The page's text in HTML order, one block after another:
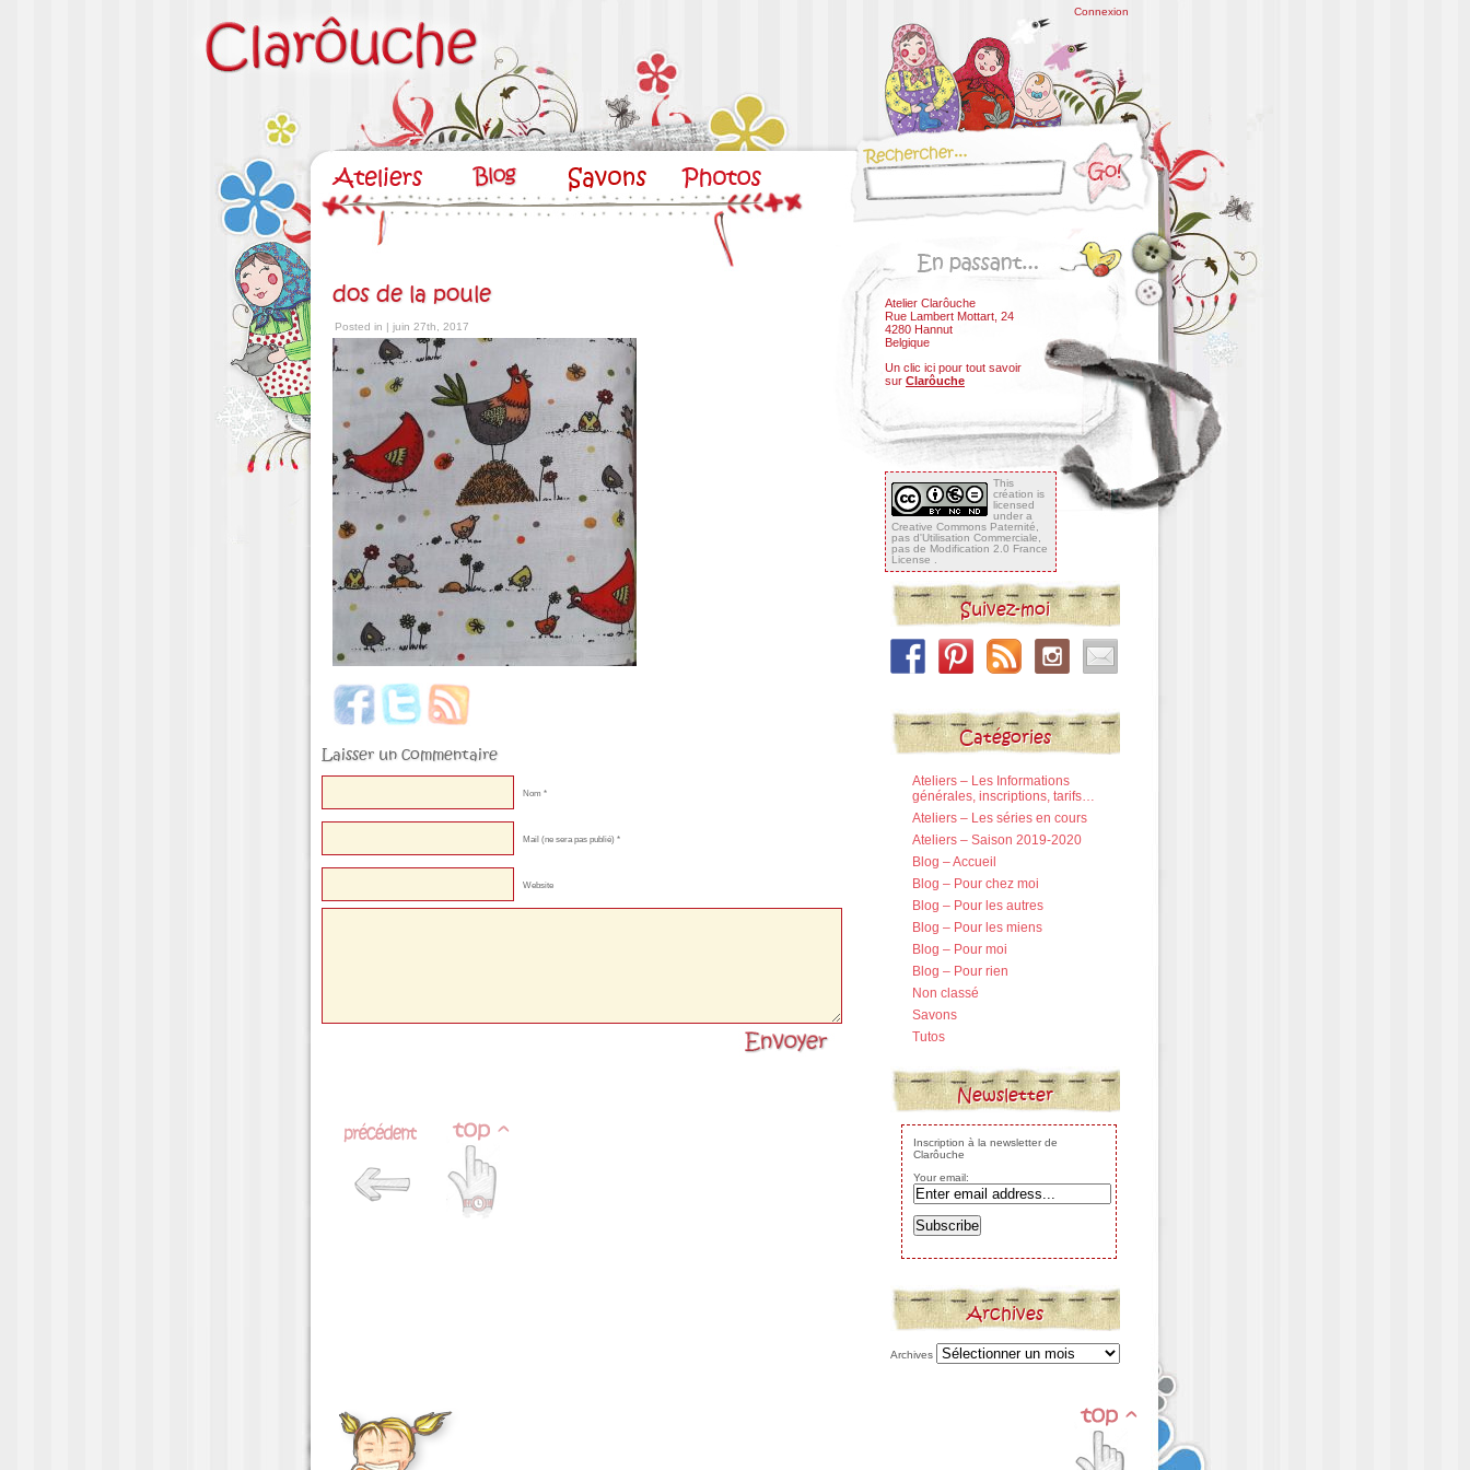
Connexion
dos de la poule
Posted in | juin 27th, 2017
Laisser un commentaire
Nom *
Mail (ne sera pas publié) *
Website
Atelier Clarôuche
Rue Lambert Mottart, 24
4280 Hannut
Belgique
Un clic ici pour tout savoir
sur Clarôuche
This
création is
licensed
under a
Creative Commons Paternité,
pas d'Utilisation Commerciale,
pas de Modification 2.0 France
License
Suivez-moi
Catégories
Ateliers – Les Informations
générales, inscriptions, tarifs…
Ateliers – Les séries en cours
Ateliers – Saison 2019-2020
Blog – Accueil
Blog – Pour chez moi
Blog – Pour les autres
Blog – Pour les miens
Blog – Pour moi
Blog – Pour rien
Non classé
Savons
Tutos
Newsletter
Inscription à la newsletter de
Clarôuche
Your email:
Archives
Archives